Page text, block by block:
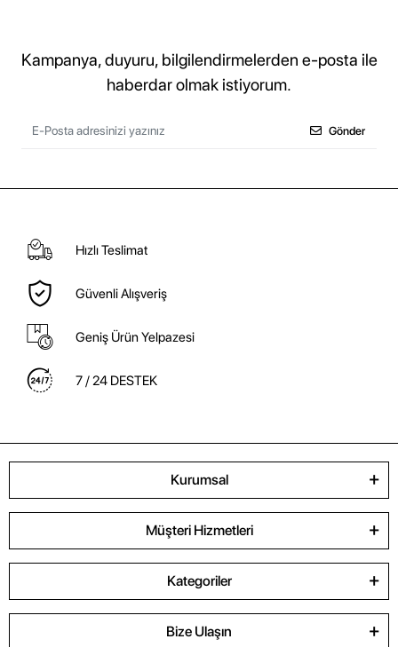
Kampanya, duyuru, bilgilendirmelerden e-posta ile
haberdar olmak istiyorum.
Gönder
Hızlı Teslimat
Güvenli Alışveriş
Geniş Ürün Yelpazesi
7 / 24 DESTEK
Kurumsal
Müşteri Hizmetleri
Kategoriler
Bize Ulaşın